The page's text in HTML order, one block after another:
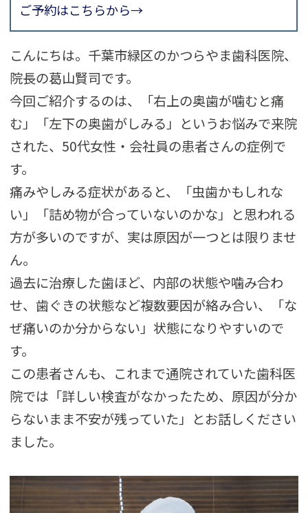
ご予約はこちらから→
こんにちは。千葉市緑区のかつらやま歯科医院、
院長の葛山賢司です。
今回ご紹介するのは、「右上の奥歯が噛むと痛
む」「左下の奥歯がしみる」というお悩みで来院
された、50代女性・会社員の患者さんの症例で
す。
痛みやしみる症状があると、「虫歯かもしれな
い」「詰め物が合っていないのかな」と思われる
方が多いのですが、実は原因が一つとは限りませ
ん。
過去に治療した歯ほど、内部の状態や噛み合わ
せ、歯ぐきの状態など複数要因が絡み合い、「な
ぜ痛いのか分からない」状態になりやすいので
す。
この患者さんも、これまで通院されていた歯科医
院では「詳しい検査がなかったため、原因が分か
らないまま不安が残っていた」とお話しください
ました。